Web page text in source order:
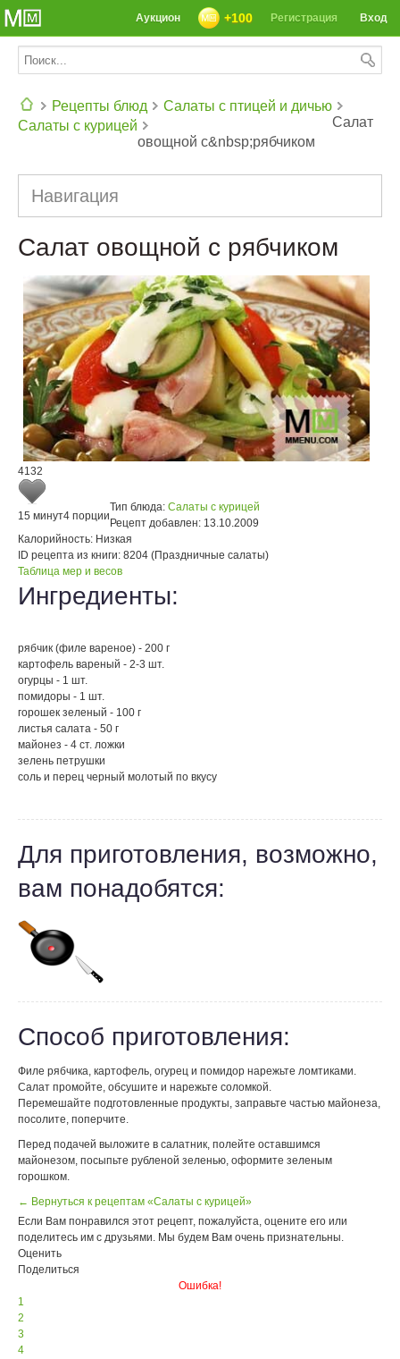
СЕГОДНЯ: 39142 РЕЦЕПТА
Вход
Регистрация
+100
Аукцион
Рецепты блюд
Салаты с птицей и дичью
Салаты с курицей
Салат
овощной с&nbsp;рябчиком
Навигация
Салат овощной с рябчиком
4132
15 минут4 порции
Тип блюда: Салаты с курицей
Рецепт добавлен: 13.10.2009
Калорийность: Низкая
ID рецепта из книги: 8204 (Праздничные салаты)
Таблица мер и весов
Ингредиенты:
рябчик (филе вареное) - 200 г
картофель вареный - 2-3 шт.
огурцы - 1 шт.
помидоры - 1 шт.
горошек зеленый - 100 г
листья салата - 50 г
майонез - 4 ст. ложки
зелень петрушки
соль и перец черный молотый по вкусу
Для приготовления, возможно,
вам понадобятся:
Способ приготовления:
Филе рябчика, картофель, огурец и помидор нарежьте ломтиками.
Салат промойте, обсушите и нарежьте соломкой.
Перемешайте подготовленные продукты, заправьте частью майонеза,
посолите, поперчите.
Перед подачей выложите в салатник, полейте оставшимся
майонезом, посыпьте рубленой зеленью, оформите зеленым
горошком.
← Вернуться к рецептам «Салаты с курицей»
Если Вам понравился этот рецепт, пожалуйста, оцените его или
поделитесь им с друзьями. Мы будем Вам очень признательны.
Оценить
Поделиться
Ошибка!
1
2
3
4